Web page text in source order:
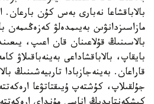
بالاباقشاعا نەبارى بەس كۇن بارعان.
مازاسىزدانۋىن بەيىمدەلۋ كەزەڭىمەن
بالاسىنىڭ قۇلاعىنان قان اعىپ،
بايقاپ، بالاباقشاداعى بەينەباقىلاۋ
قاراعان. بەينەجازبادا تاربيەشىنىڭ
جۇلقىلاپ، كۇشتەپ ۇيىقتاتۋعا